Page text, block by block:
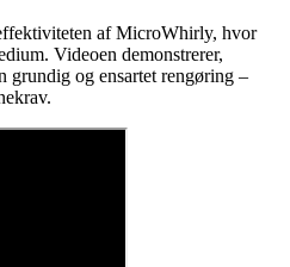
af MicroWhirly, hvor
Videoen demonstrerer,
grundig og ensartet rengøring –